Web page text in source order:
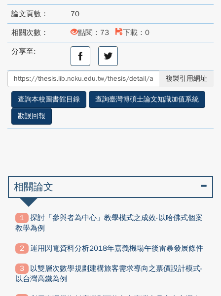
論文頁數： 70
相關次數： 點閱：73 下載：0
分享至:
分
至
facebook
分
享
至
twitter
複製引用網址
查詢本校圖書館目錄
查詢臺灣博碩士論文知識加值系統
勘誤回報
相關論文
探討「參與者為中心」教學模式之成效-以哈佛式個案
教學為例
運用閃電資料分析2018年嘉義機場午後雷暴發展條件
以雙層次數學規劃建構旅客需求導向之票價設計模式-
以台灣高鐵為例